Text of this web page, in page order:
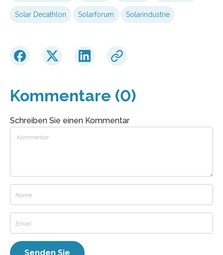
Solar Decathlon Solarforum Solarindustrie
Kommentare (0)
Schreiben Sie einen Kommentar